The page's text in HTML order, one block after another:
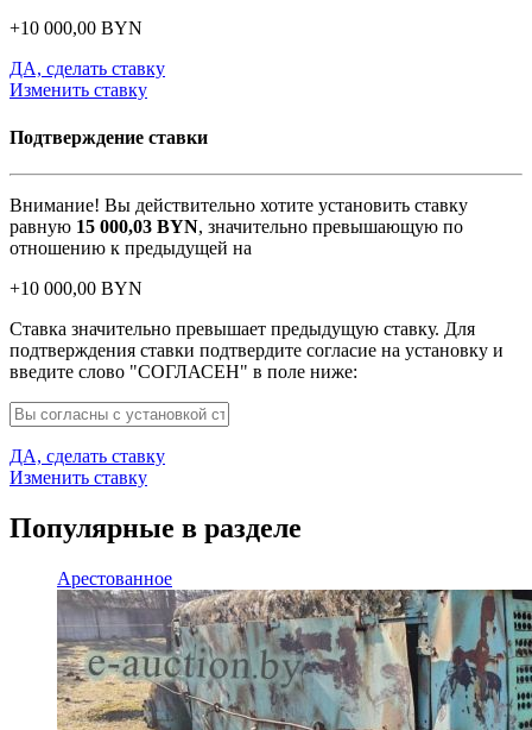
+10 000,00 BYN
ДА, сделать ставку
Изменить ставку
Подтверждение ставки
Внимание! Вы действительно хотите установить ставку
равную 15 000,03 BYN, значительно превышающую по
отношению к предыдущей на
+10 000,00 BYN
Ставка значительно превышает предыдущую ставку. Для
подтверждения ставки подтвердите согласие на установку и
введите слово "СОГЛАСЕН" в поле ниже:
ДА, сделать ставку
Изменить ставку
Популярные в разделе
Арестованное